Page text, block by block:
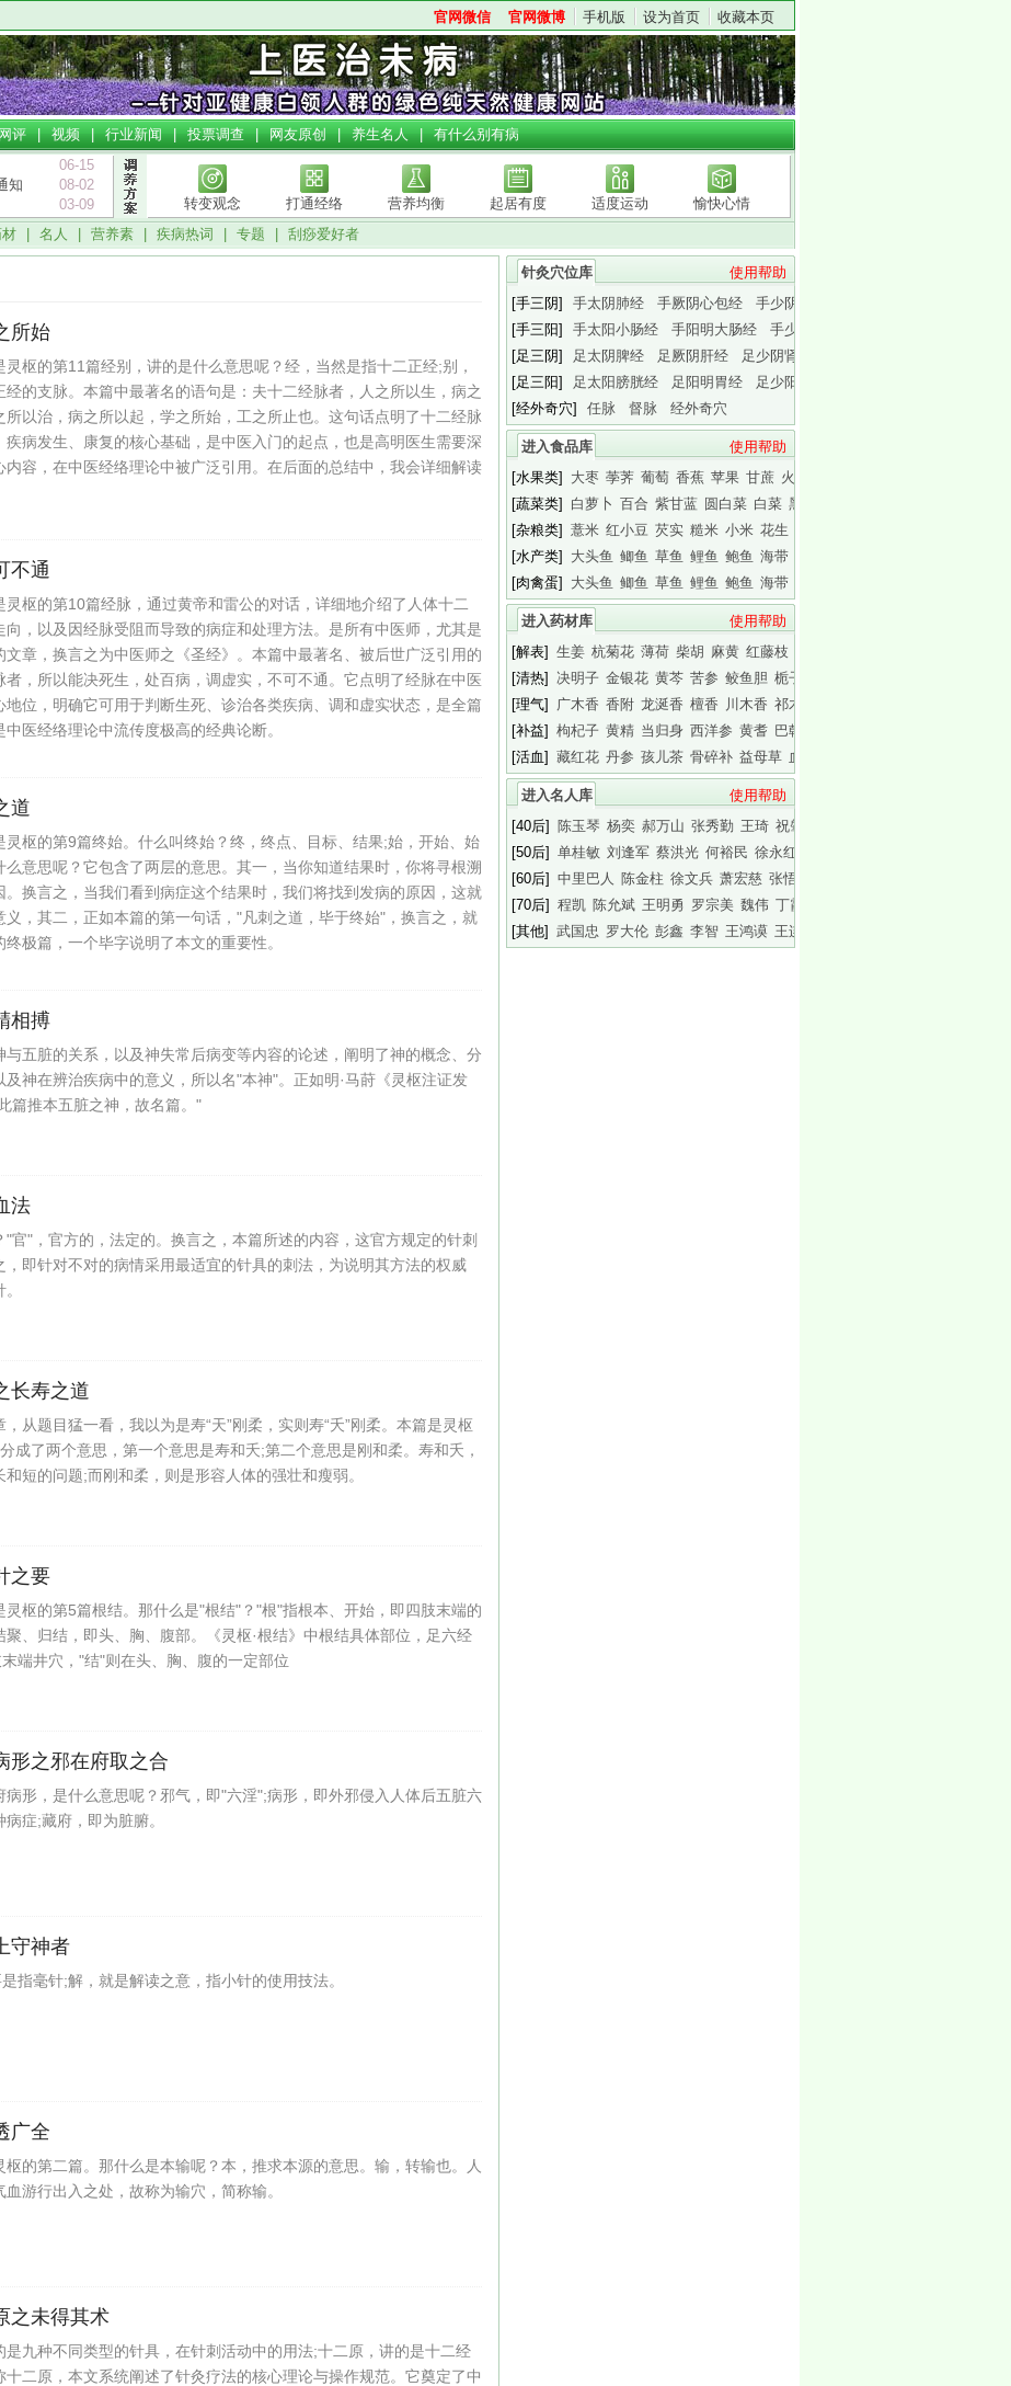
官网微信 官网微博 手机版 设为首页 收藏本页
评|视频|行业新闻|投票调查|网友原创|养生名人|有什么别有病
06-15
知
08-02
03-09 转变观念 打通经络 营养均衡 起居有度 适度运动
愉快心情
名人 营养素 疾病热词 专题 刮痧爱好者
所始
灵枢的第11篇经别，讲的是什么意思呢？经，当然是指十二正经;别，
经的支脉。本篇中最著名的语句是：‌夫十二经脉者，人之所以生，病之
所以治，病之所以起，学之所始，工之所止也‌。这句话点明了十二经脉
疾病发生、康复的核心基础，是中医入门的起点，也是高明医生需要深
内容，在中医经络理论中被广泛引用。在后面的总结中，我会详细解读
不通
灵枢的第10篇经脉，通过黄帝和雷公的对话，详细地介绍了人体十二
向，以及因经脉受阻而导致的病症和处理方法。是所有中医师，尤其是
文章，换言之为中医师之《圣经》。本篇中最著名、被后世广泛引用的
者，所以能决死生，处百病，调虚实，不可不通‌。它点明了经脉在中医
地位，明确它可用于判断生死、诊治各类疾病、调和虚实状态，是全篇
中医经络理论中流传度极高的经典论断。
道
灵枢的第9篇终始。什么叫终始？终，终点、目标、结果;始，开始、始
么意思呢？它包含了两层的意思。其一，当你知道结果时，你将寻根溯
。换言之，当我们看到病症这个结果时，我们将找到发病的原因，这就
义，其二，正如本篇的第一句话，"凡刺之道，毕于终始"，换言之，就
终极篇，一个毕字说明了本文的重要性。
相搏
与五脏的关系，以及神失常后病变等内容的论述，阐明了神的概念、分
及神在辨治疾病中的意义，所以名"本神"。正如明·马莳《灵枢注证发
篇推本五脏之神，故名篇。"
法
"官"，官方的，法定的。换言之，本篇所述的内容，这官方规定的针刺
，即针对不对的病情采用最适宜的针具的刺法，为说明其方法的权威
长寿之道
从题目猛一看，我以为是寿“天”刚柔，实则寿“夭”刚柔。本篇是灵枢
成了两个意思，第一个意思是寿和夭;第二个意思是刚和柔。寿和夭，
和短的问题;而刚和柔，则是形容人体的强壮和瘦弱。
之要
灵枢的第5篇根结。那什么是"根结"？"根"指根本、开始，即四肢末端的
聚、归结，即头、胸、腹部。《灵枢·根结》中根结具体部位，足六经
端井穴，"结"则在头、胸、腹的一定部位
形之邪在府取之合
病形，是什么意思呢？邪气，即"六淫";病形，即外邪侵入人体后五脏六
症;藏府，即为脏腑。
守神者
指毫针;解，就是解读之意，指小针的使用技法。
广全
枢的第二篇。那什么是本输呢？本，推求本源的意思。输，转输也。人
游行出入之处，故称为输穴，简称输。
之未得其术
是九种不同类型的针具，在针刺活动中的用法;十二原，讲的是十二经
十二原，本文系统阐述了针灸疗法的核心理论与操作规范‌。它奠定了中
针灸穴位库
使用帮助
[手三阴]
手太阴肺经 手厥阴心包经
手少阴心经
[手三阳]
手太阳小肠经 手阳明大肠经
手少阳三焦经
[足三阴]
足太阴脾经 足厥阴肝经
足少阴肾经
[足三阳]
足太阳膀胱经 足阳明胃经
足少阳胆经
[经外奇穴]
任脉 督脉 经外奇穴
进入食品库
使用帮助
[水果类]
大枣 荸荠 葡萄 香蕉 苹果 甘蔗 火龙果
[蔬菜类]
白萝卜 百合 紫甘蓝 圆白菜 白菜 黑木耳
[杂粮类] 薏米 红小豆 芡实 糙米 小米 花生
[水产类]
大头鱼 鲫鱼 草鱼 鲤鱼 鲍鱼 海带
[肉禽蛋]
大头鱼 鲫鱼 草鱼 鲤鱼 鲍鱼 海带
进入药材库
使用帮助
[解表] 生姜 杭菊花 薄荷 柴胡 麻黄 红藤枝
[清热] 决明子 金银花 黄芩 苦参 鲛鱼胆 栀子
[理气]
广木香 香附 龙涎香 檀香 川木香 祁木香
[补益] 枸杞子 黄精 当归身 西洋参 黄耆 巴戟天
[活血] 藏红花 丹参 孩儿茶 骨碎补 益母草 血竭
进入名人库
使用帮助
[40后]
陈玉琴 杨奕 郝万山 张秀勤 王琦 祝肇刚
[50后] 单桂敏 刘逢军 蔡洪光 何裕民 徐永红
[60后] 中里巴人 陈金柱 徐文兵 萧宏慈 张悟本
[70后] 程凯 陈允斌 王明勇 罗宗美 魏伟 丁霞
[其他] 武国忠 罗大伦 彭鑫 李智 王鸿谟 王连清